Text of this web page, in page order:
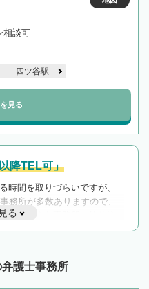
相談可
四ツ谷駅
見る
降TEL可」
時間を取りづらいですが、
務所が多数ありますので、
そのような事務所に絞り込
検索
る
護士事務所